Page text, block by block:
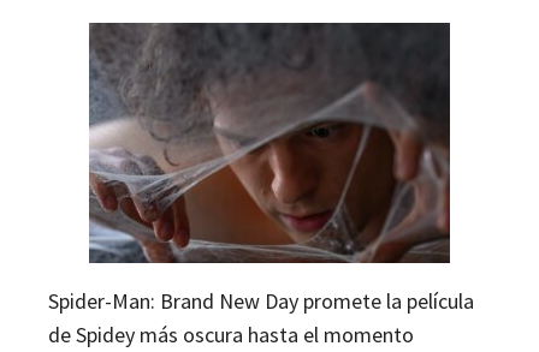
Spider-Man: Brand New Day promete la película
de Spidey más oscura hasta el momento